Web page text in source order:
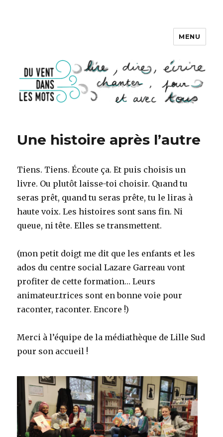
DU VENT DANS LES MOTS
MENU
Une histoire après l’autre
Tiens. Tiens. Écoute ça. Et puis choisis un
livre. Ou plutôt laisse-toi choisir. Quand tu
seras prêt, quand tu seras prête, tu le liras à
haute voix. Les histoires sont sans fin. Ni
queue, ni tête. Elles se transmettent.
(mon petit doigt me dit que les enfants et les
ados du centre social Lazare Garreau vont
profiter de cette formation… Leurs
animateur.trices sont en bonne voie pour
raconter, raconter. Encore !)
Merci à l’équipe de la médiathèque de Lille Sud
pour son accueil !